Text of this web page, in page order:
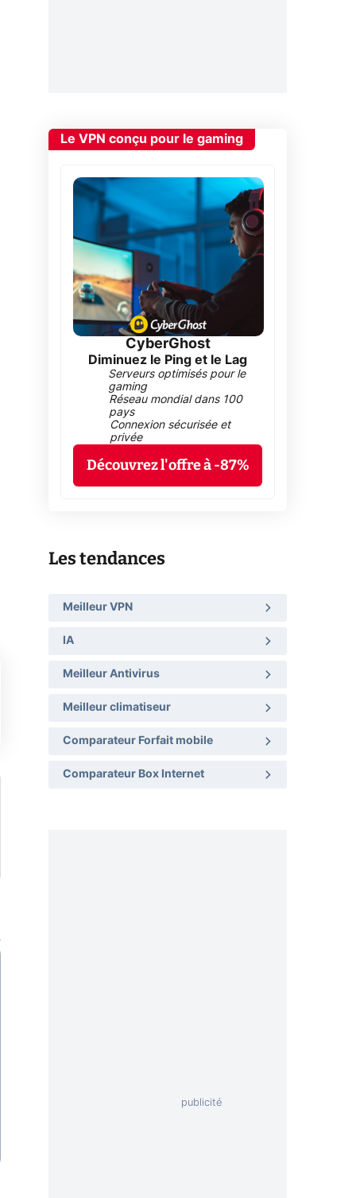
Le VPN conçu pour le gaming
CyberGhost
Diminuez le Ping et le Lag
Serveurs optimisés pour le
gaming
Réseau mondial dans 100
pays
Connexion sécurisée et
privée
Découvrez l'offre à -87%
Les tendances
Meilleur VPN
IA
Meilleur Antivirus
Meilleur climatiseur
Comparateur Forfait mobile
Comparateur Box Internet